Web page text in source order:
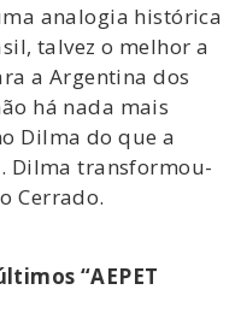
analogia histórica
talvez o melhor a
a Argentina dos
há nada mais
Dilma do que a
Dilma transformou-
Cerrado.
“AEPET